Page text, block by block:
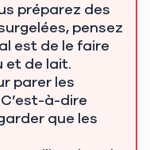
préparez des
pensez
est de le faire
et de lait.
parer les
à-dire
que les